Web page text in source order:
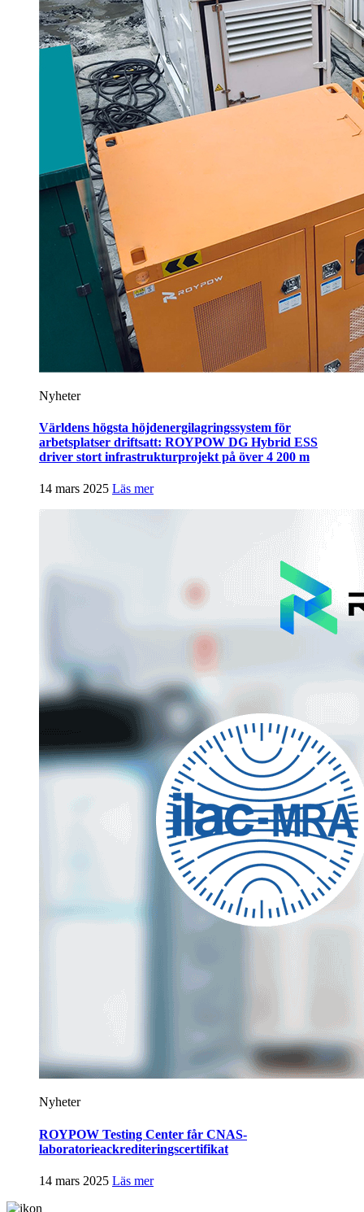
Nyheter
Världens högsta höjdenergilagringssystem för
arbetsplatser driftsatt: ROYPOW DG Hybrid ESS
driver stort infrastrukturprojekt på över 4 200 m
14 mars 2025 Läs mer
Nyheter
ROYPOW Testing Center får CNAS-
laboratorieackrediteringscertifikat
14 mars 2025 Läs mer